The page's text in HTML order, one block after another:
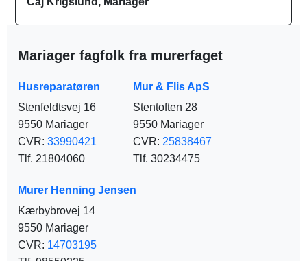
Mariager fagfolk fra murerfaget
Husreparatøren
Stenfeldtsvej 16
9550 Mariager
CVR: 33990421
Tlf. 21804060
Mur & Flis ApS
Stentoften 28
9550 Mariager
CVR: 25838467
Tlf. 30234475
Murer Henning Jensen
Kærbybrovej 14
9550 Mariager
CVR: 14703195